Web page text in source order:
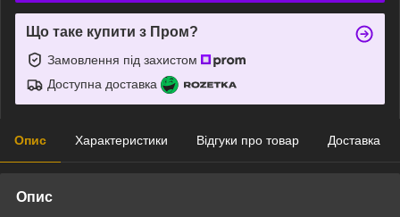
Що таке купити з Пром?
Замовлення під захистом
Доступна доставка
Опис Характеристики Відгуки про товар Доставка
Опис